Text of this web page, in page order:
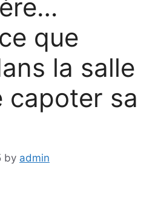
que
la salle
capoter sa
by admin